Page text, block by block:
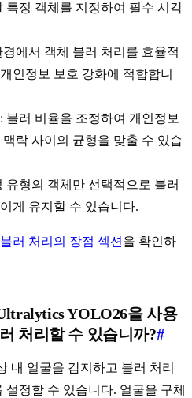
특정 객체를 지정하여 필수 시각
에서 객체 블러 처리를 효율적
인정보 보호 강화에 적합합니
: 블러 비율을 조정하여 개인정보
락 사이의 균형을 맞출 수 있습
유형의 객체만 선택적으로 블러
게 유지할 수 있습니다.
러 처리의 장점 섹션 을 확인하
YOLO26을 사용
처리할 수 있습니까?#
내 얼굴을 감지하고 블러 처리
정할 수 있습니다. 얼굴을 구체